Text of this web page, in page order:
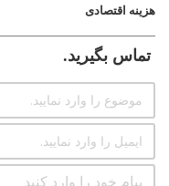
هزینه اقتصادی
تماس بگیرید.